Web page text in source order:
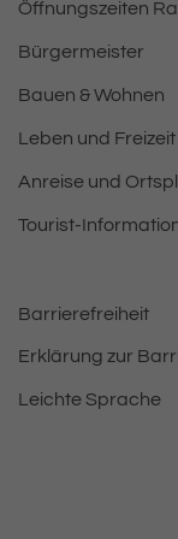
Öffnungszeiten
Bürgermeister
Bauen & Wohnen
Leben und Freizeit
Anreise und
Tourist-
Barrierefreiheit
Erklärung zur
Leichte Sprache